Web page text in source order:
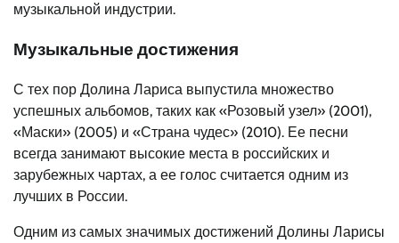
музыкальной индустрии.
Музыкальные достижения
С тех пор Долина Лариса выпустила множество
успешных альбомов, таких как «Розовый узел» (2001),
«Маски» (2005) и «Страна чудес» (2010). Ее песни
всегда занимают высокие места в российских и
зарубежных чартах, а ее голос считается одним из
лучших в России.
Одним из самых значимых достижений Долины Ларисы